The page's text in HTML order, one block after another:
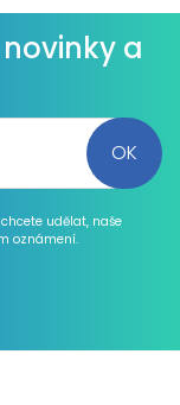
a
udělat, naše
oznámení.